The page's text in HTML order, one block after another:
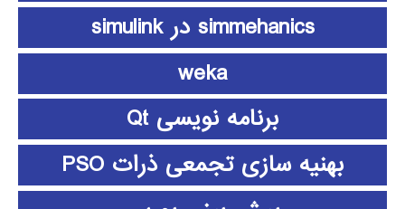
simmehanics در simulink
weka
برنامه نویسی Qt
بهنیه سازی تجمعی ذرات PSO